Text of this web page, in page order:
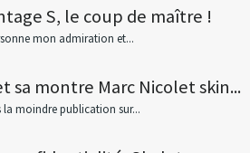
S, le coup de maître !
mon admiration et...
sa montre Marc Nicolet skin...
la moindre publication sur...